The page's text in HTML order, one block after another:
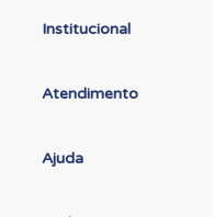
Institucional
Atendimento
Ajuda